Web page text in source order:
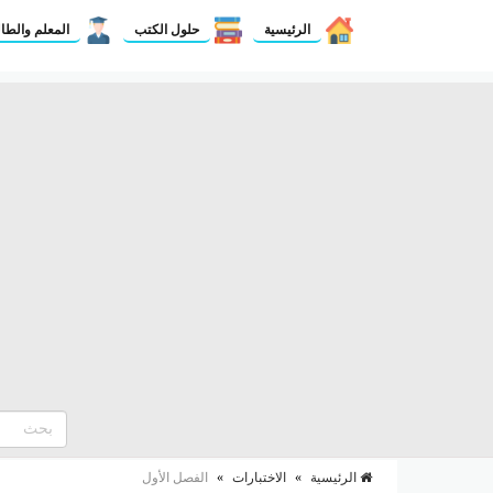
الرئيسية حلول الكتب المعلم
الرئيسية » الاختبارات » الفصل الأول